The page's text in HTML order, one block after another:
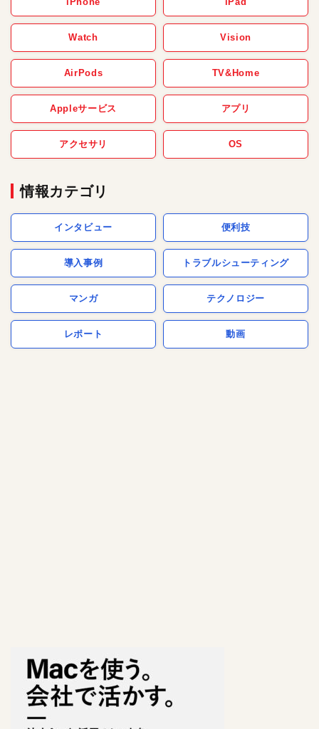
Watch Vision
AirPods TV&Home
Appleサービス アプリ
アクセサリ OS
情報カテゴリ
インタビュー 便利技
導入事例 トラブルシューティング
マンガ テクノロジー
レポート 動画